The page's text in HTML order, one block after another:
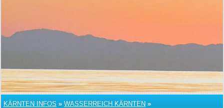
KÄRNTEN INFOS » WASSERREICH KÄRNTEN »